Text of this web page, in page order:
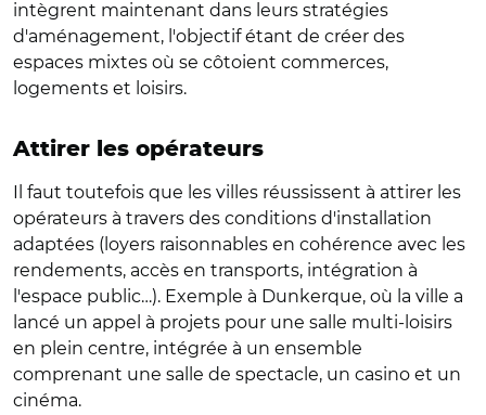
intègrent maintenant dans leurs stratégies
d'aménagement, l'objectif étant de créer des
espaces mixtes où se côtoient commerces,
logements et loisirs.
Attirer les opérateurs
Il faut toutefois que les villes réussissent à attirer les
opérateurs à travers des conditions d'installation
adaptées (loyers raisonnables en cohérence avec les
rendements, accès en transports, intégration à
l'espace public…). Exemple à Dunkerque, où la ville a
lancé un appel à projets pour une salle multi-loisirs
en plein centre, intégrée à un ensemble
comprenant une salle de spectacle, un casino et un
cinéma.